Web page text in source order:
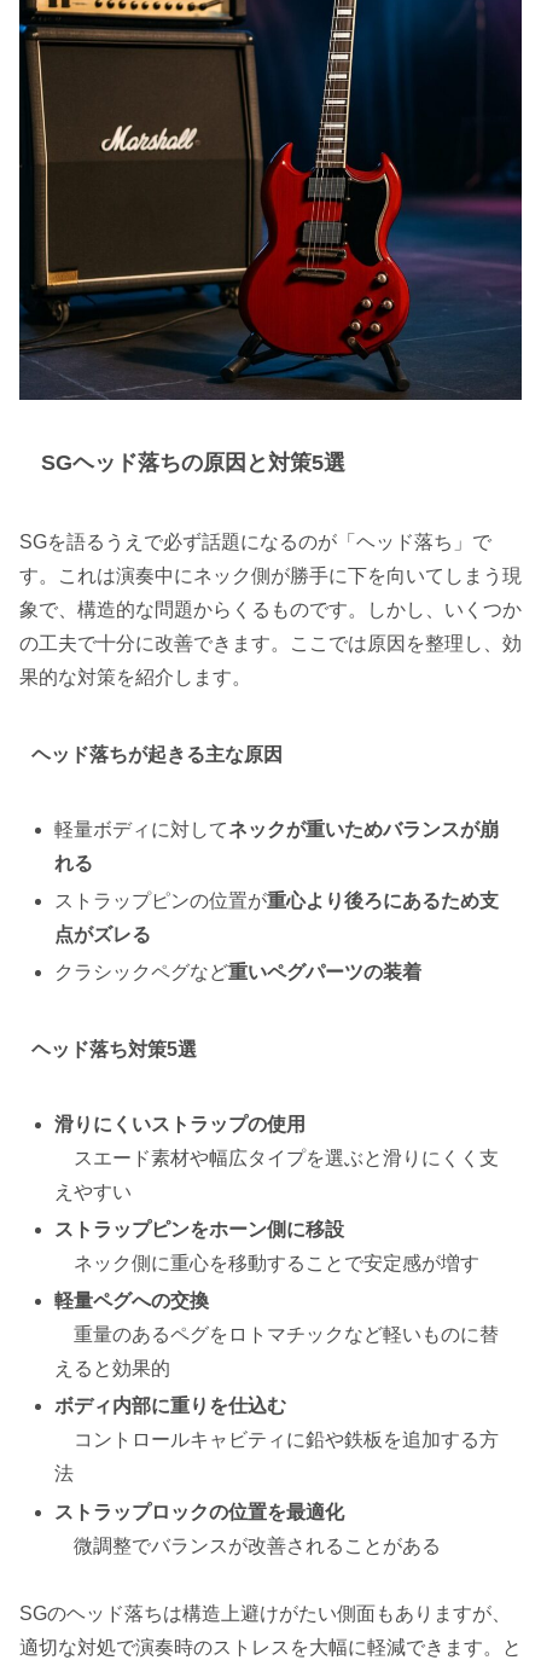
SGヘッド落ちの原因と対策5選
SGを語るうえで必ず話題になるのが「ヘッド落ち」で
す。これは演奏中にネック側が勝手に下を向いてしまう現
象で、構造的な問題からくるものです。しかし、いくつか
の工夫で十分に改善できます。ここでは原因を整理し、効
果的な対策を紹介します。
ヘッド落ちが起きる主な原因
軽量ボディに対してネックが重いためバランスが崩
れる
ストラップピンの位置が重心より後ろにあるため支
点がズレる
クラシックペグなど重いペグパーツの装着
ヘッド落ち対策5選
滑りにくいストラップの使用
スエード素材や幅広タイプを選ぶと滑りにくく支
えやすい
ストラップピンをホーン側に移設
ネック側に重心を移動することで安定感が増す
軽量ペグへの交換
重量のあるペグをロトマチックなど軽いものに替
えると効果的
ボディ内部に重りを仕込む
コントロールキャビティに鉛や鉄板を追加する方
法
ストラップロックの位置を最適化
微調整でバランスが改善されることがある
SGのヘッド落ちは構造上避けがたい側面もありますが、
適切な対処で演奏時のストレスを大幅に軽減できます。と